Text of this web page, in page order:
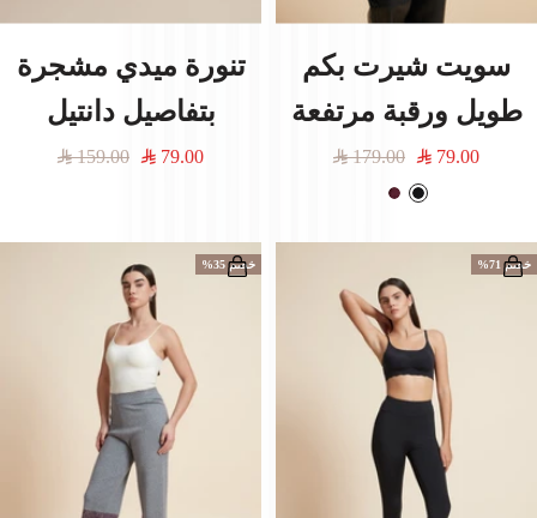
سويت شيرت بكم
طويل ورقبة مرتفعة
السعر
المخفَّض
79.00
السعر
العادي
179.00
أ
د
ب
غ
ن
د
ي
تنورة ميدي مشجرة
بتفاصيل دانتيل
السعر
79.00
السعر
159.00
خصم 71% خصم 35%